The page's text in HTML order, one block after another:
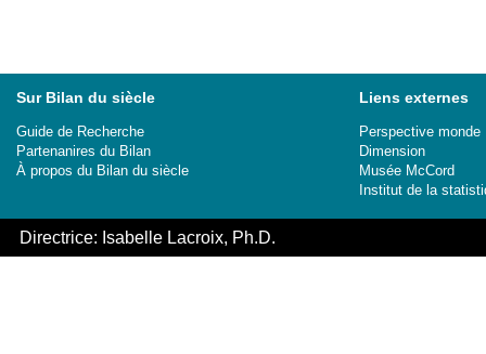
Sur Bilan du siècle
Guide de Recherche
Partenanires du Bilan
À propos du Bilan du siècle
Liens externes
Perspective monde
Dimension
Musée McCord
Institut de la
Directrice: Isabelle Lacroix, Ph.D.